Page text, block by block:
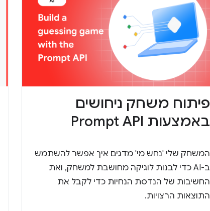
פיתוח משחק ניחושים
באמצעות Prompt API
המשחק שלי 'נחש מי' מדגים איך אפשר להשתמש
ב-AI כדי לבנות לוגיקה מחושבת למשחק, ואת
החשיבות של הנדסת הנחיות כדי לקבל את
התוצאות הרצויות.